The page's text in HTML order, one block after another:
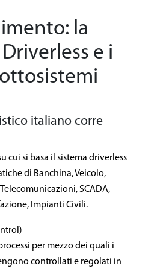
storicola
e i
italiano corre
cui si basa il sistema driverless
di Banchina, Veicolo,
SCADA,
Impianti Civili.
per mezzo dei quali i
controllati e regolati in